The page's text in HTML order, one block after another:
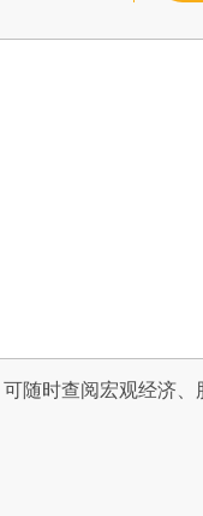
可随时查阅宏观经济